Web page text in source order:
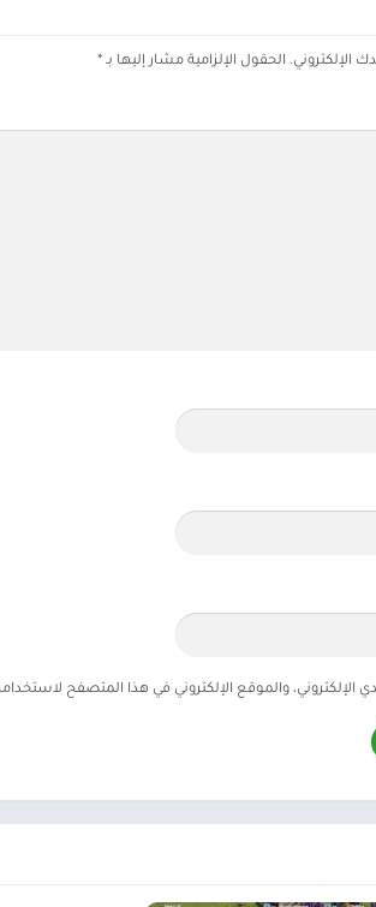
الإلكتروني. الحقول الإلزامية مشار إليها بـ *
الإلكتروني، والموقع الإلكتروني في هذا المتصفح